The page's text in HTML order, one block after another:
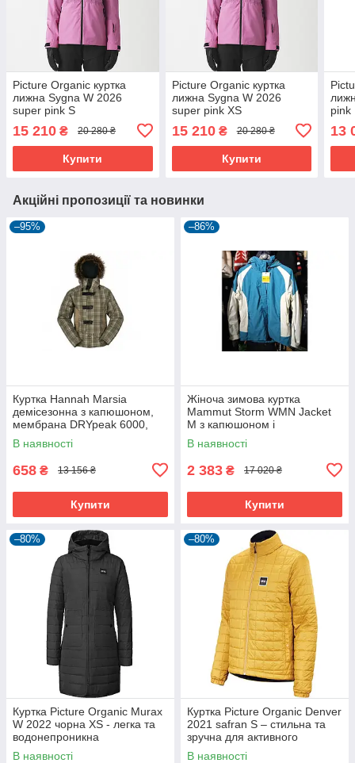
Picture Organic куртка
лижна Sygna W 2026
super pink S
15 210 ₴ 20 280 ₴
Купити
Picture Organic куртка
лижна Sygna W 2026
super pink XS
15 210₴ 20 280 ₴
Купити
pink
13
Акційні пропозиції та новинки
–95%
Куртка Hannah Marsia
демісезонна з капюшоном,
мембрана DRYpeak 6000,
коричнева
В наявності
658 ₴ 13 156 ₴
Купити
–86%
Жіноча зимова куртка
Mammut Storm WMN Jacket
M з капюшоном і
вентиляцією, колір 5216
В наявності
2 383 ₴ 17 020 ₴
Купити
–80%
Куртка Picture Organic Murax
W 2022 чорна XS - легка та
водонепроникна
В наявності
–80%
Куртка Picture Organic Denver
2021 safran S – стильна та
зручна для активного
відпочинку
В наявності